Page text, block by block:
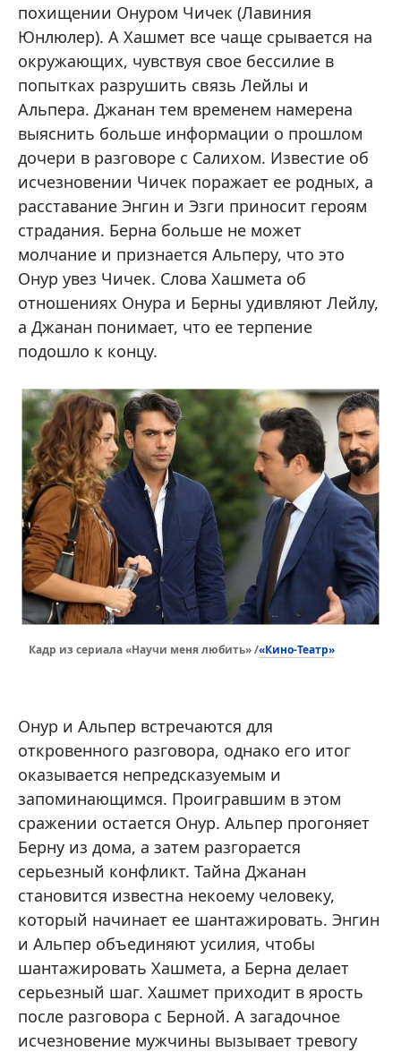
похищении Онуром Чичек (Лавиния
Юнлюлер). А Хашмет все чаще срывается на
окружающих, чувствуя свое бессилие в
попытках разрушить связь Лейлы и
Альпера. Джанан тем временем намерена
выяснить больше информации о прошлом
дочери в разговоре с Салихом. Известие об
исчезновении Чичек поражает ее родных, а
расставание Энгин и Эзги приносит героям
страдания. Берна больше не может
молчание и признается Альперу, что это
Онур увез Чичек. Слова Хашмета об
отношениях Онура и Берны удивляют Лейлу,
а Джанан понимает, что ее терпение
подошло к концу.
Кадр из сериала «Научи меня любить» /«Кино-Театр»
Онур и Альпер встречаются для
откровенного разговора, однако его итог
оказывается непредсказуемым и
запоминающимся. Проигравшим в этом
сражении остается Онур. Альпер прогоняет
Берну из дома, а затем разгорается
серьезный конфликт. Тайна Джанан
становится известна некоему человеку,
который начинает ее шантажировать. Энгин
и Альпер объединяют усилия, чтобы
шантажировать Хашмета, а Берна делает
серьезный шаг. Хашмет приходит в ярость
после разговора с Берной. А загадочное
исчезновение мужчины вызывает тревогу